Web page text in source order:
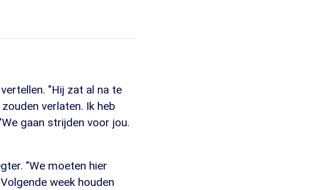
"Hij zat al na te
verlaten. Ik heb
gaan strijden voor jou.
"We moeten hier
week houden